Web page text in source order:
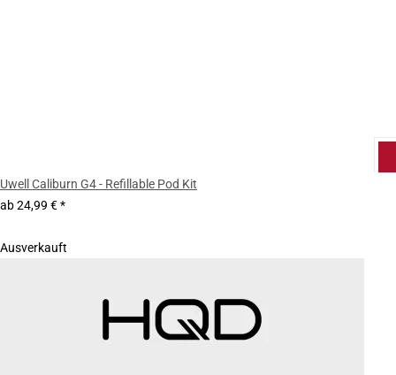
Uwell Caliburn G4 - Refillable Pod Kit
ab24,99 €*
Ausverkauft